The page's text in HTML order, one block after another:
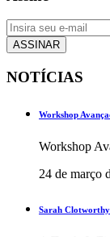
NOTÍCIAS
Workshop
Workshop
24 de março
Sarah